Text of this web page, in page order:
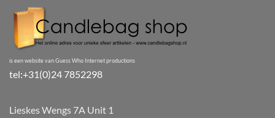
is een website van Guess Who Internet productions
tel:+31(0)24 7852298
Lieskes Wengs 7A Unit 1